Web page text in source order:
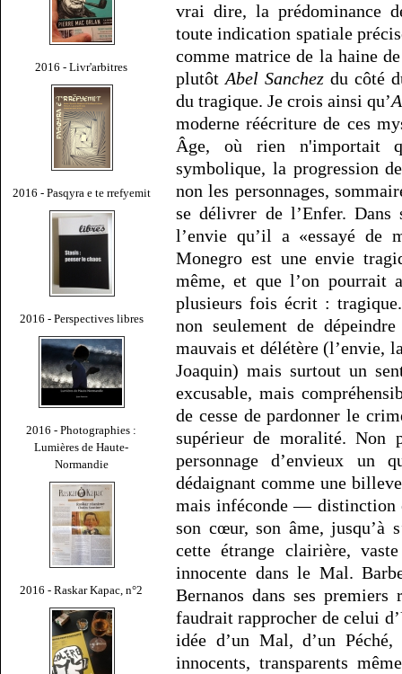
2016 - Livr'arbitres
2016 - Pasqyra e te rrefyemit
2016 - Perspectives libres
2016 - Photographies :
Lumières de Haute-
Normandie
2016 - Raskar Kapac, n°2
vrai dire, la prédominance
toute indication spatiale
comme matrice de la haine
plutôt Abel Sanchezdu côté
du tragique. Je crois ainsi qu’
moderne réécriture de ces
Âge, où rien n'importait
symbolique, la progression
non les personnages,
se délivrer de l’Enfer.
l’envie qu’il a «essayé de
Monegro est une envie
même, et que l’on pourrait
plusieurs fois écrit :
non seulement de
mauvais et délétère (l’envie,
Joaquin) mais surtout un
excusable, mais
de cesse de pardonner le
supérieur de moralité. Non
personnage d’envieux un
dédaignant comme une
mais inféconde — distinction
son cœur, son âme, jusqu’à
cette étrange clairière,
innocente dans le Mal.
Bernanos dans ses
faudrait rapprocher de celui
idée d’un Mal, d’un
innocents, transparents